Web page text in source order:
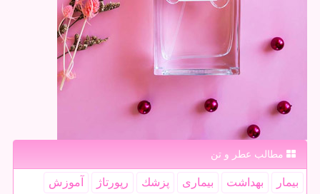
مطالب عطر و تن
بیمار بهداشت بیماری پزشك رپورتاژ
آموزش